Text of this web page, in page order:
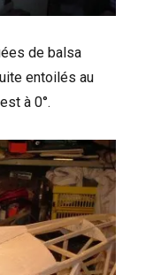
de balsa
entoilés au
à 0°.